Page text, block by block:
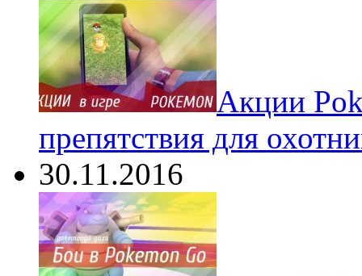
Акции
препятствия для
30.11.2016